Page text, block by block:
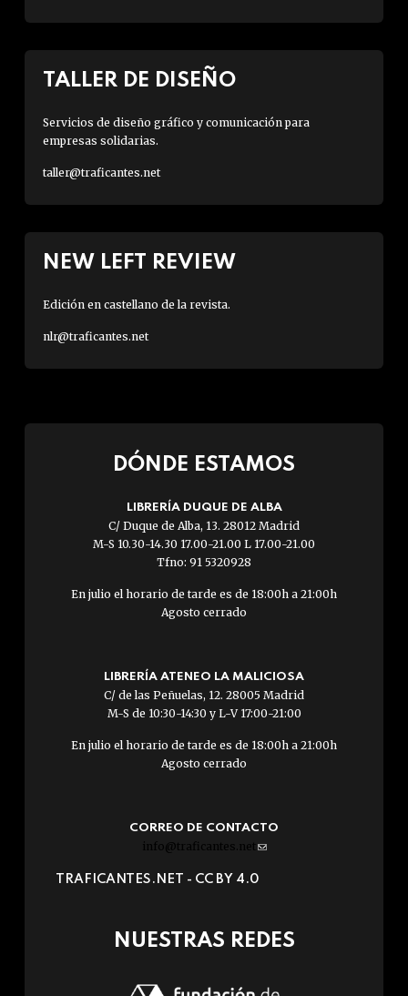
TALLER DE DISEÑO
Servicios de diseño gráfico y comunicación para
empresas solidarias.
taller@traficantes.net
NEW LEFT REVIEW
Edición en castellano de la revista.
nlr@traficantes.net
DÓNDE ESTAMOS
LIBRERÍA DUQUE DE ALBA
C/ Duque de Alba, 13. 28012 Madrid
M-S 10.30-14.30 17.00-21.00 L 17.00-21.00
Tfno: 91 5320928
En julio el horario de tarde es de 18:00h a 21:00h
Agosto cerrado
LIBRERÍA ATENEO LA MALICIOSA
C/ de las Peñuelas, 12. 28005 Madrid
M-S de 10:30-14:30 y L-V 17:00-21:00
En julio el horario de tarde es de 18:00h a 21:00h
Agosto cerrado
CORREO DE CONTACTO
info@traficantes.net (link
e-
TRAFICANTES.NET - CC BY 4.0
NUESTRAS REDES